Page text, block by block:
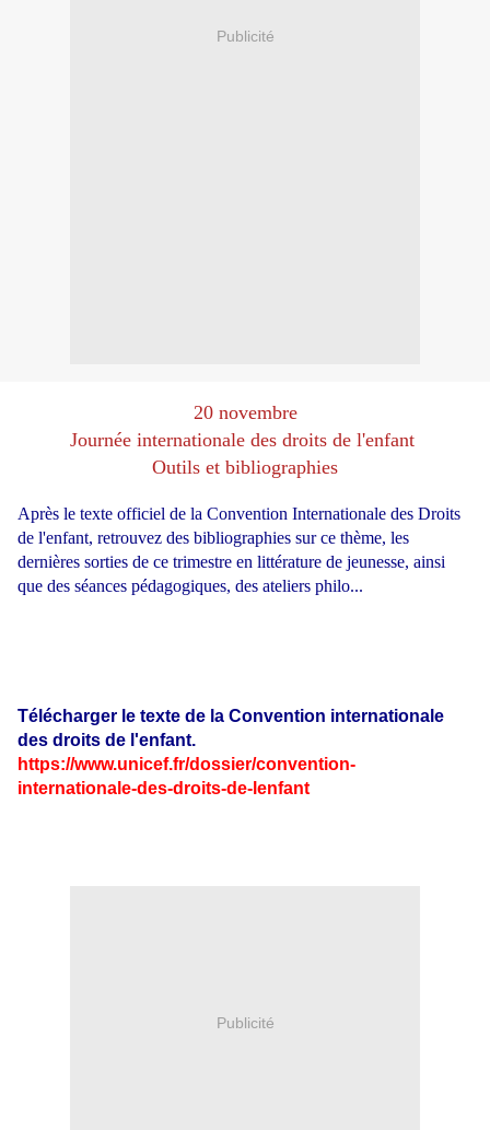
Publicité
20 novembre
Journée internationale des droits de l'enfant
Outils et bibliographies
Après le texte officiel de la Convention Internationale des Droits
de l'enfant, retrouvez des bibliographies sur ce thème, les
dernières sorties de ce trimestre en littérature de jeunesse, ainsi
que des séances pédagogiques, des ateliers philo...
Télécharger le texte de la Convention internationale
des droits de l'enfant.
https://www.unicef.fr/dossier/convention-
internationale-des-droits-de-lenfant
Publicité